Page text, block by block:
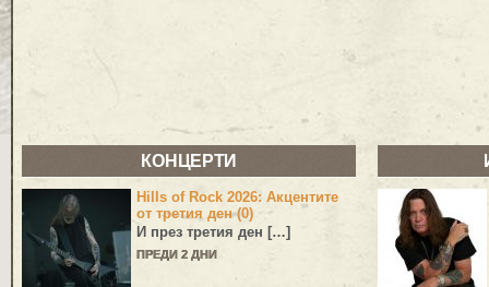
КОНЦЕРТИ
Hills of Rock 2026: Акцентите
от третия ден (0)
И през третия ден […]
ПРЕДИ 2 ДНИ